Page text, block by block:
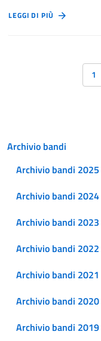
LEGGI DI PIÙ
1
Archivio bandi
Archivio bandi 2025
Archivio bandi 2024
Archivio bandi 2023
Archivio bandi 2022
Archivio bandi 2021
Archivio bandi 2020
Archivio bandi 2019